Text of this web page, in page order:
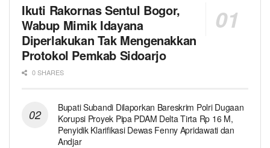
Ikuti Rakornas Sentul Bogor,
Wabup Mimik Idayana
Diperlakukan Tak Mengenakkan
Protokol Pemkab Sidoarjo
0 SHARES
Bupati Subandi Dilaporkan Bareskrim Polri Dugaan
Korupsi Proyek Pipa PDAM Delta Tirta Rp 16 M,
Penyidik Klarifikasi Dewas Fenny Apridawati dan
Andjar